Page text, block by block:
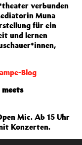
verbunden
Muna
für ein
und lernen
Blog
Mic. Ab 15 Uhr
Konzerten.